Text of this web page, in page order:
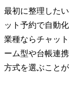
最初に整理した
ット予約で自動
業種ならチャッ
ーム型や台帳連
方式を選ぶこと